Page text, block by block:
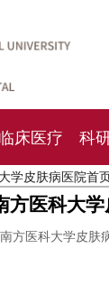
临床医疗 科
学皮肤病医院首
方医科大
方医科大学皮肤